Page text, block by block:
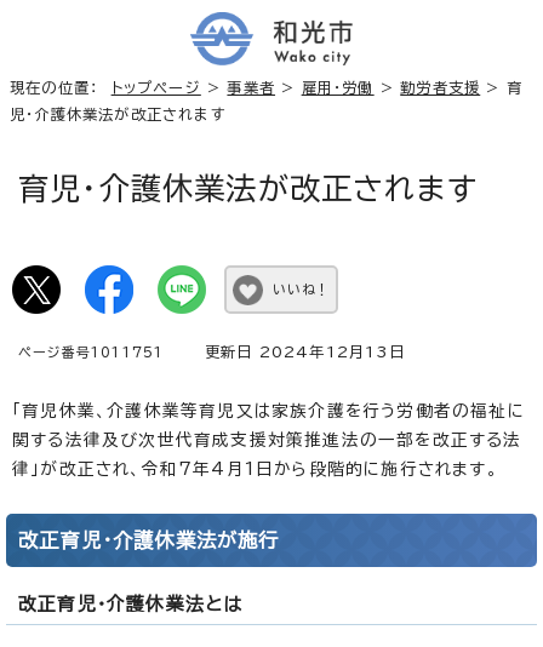
現在の位置： トップページ >事業者 > 雇用・労働 >勤労者支援 > 育
児・介護休業法が改正されます
育児・介護休業法が改正されます
いいね！
ページ番号1011751 更新日 2024年12月13日
「育児休業、介護休業等育児又は家族介護を行う労働者の福祉に
関する法律及び次世代育成支援対策推進法の一部を改正する法
律」が改正され、令和7年4月1日から段階的に施行されます。
改正育児・介護休業法が施行
改正育児・介護休業法とは